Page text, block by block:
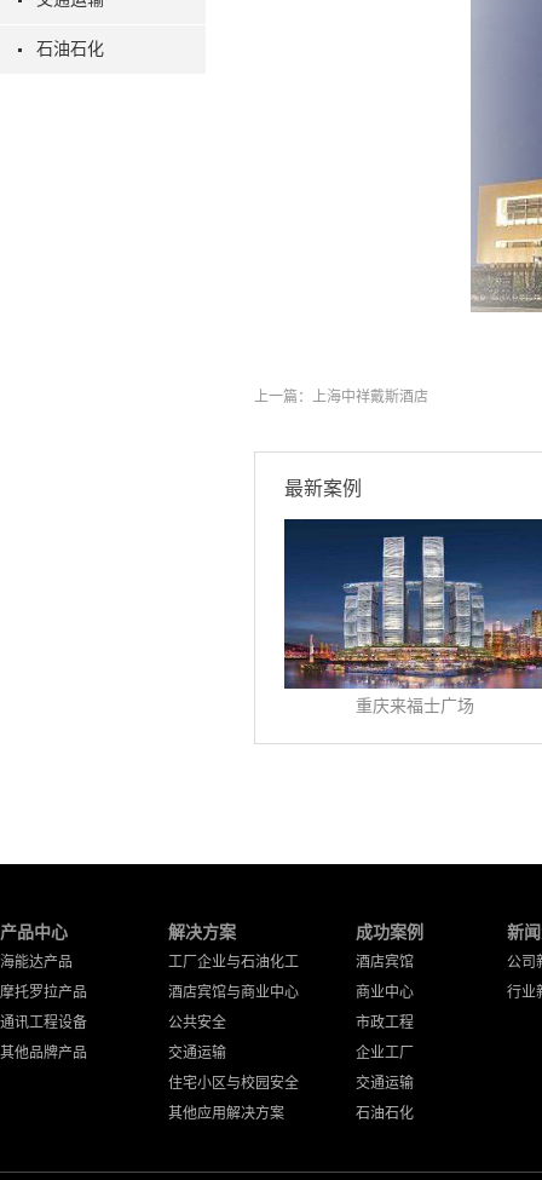
石油石化
上一篇： 上海中祥戴斯酒店
最新案例
重庆来福士广场
产品中心
海能达产品
摩托罗拉产品
通讯工程设备
其他品牌产品
解决方案
工厂企业与石油化工
酒店宾馆与商业中心
公共安全
交通运输
住宅小区与校园安全
其他应用解决方案
成功案例
酒店宾馆
商业中心
市政工程
企业工厂
交通运输
石油石化
新
公司
行业